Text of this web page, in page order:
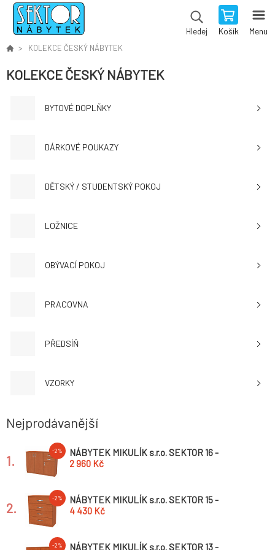
Hledej Košík Menu
KOLEKCE ČESKÝ NÁBYTEK
KOLEKCE ČESKÝ NÁBYTEK
BYTOVÉ DOPLŇKY
DÁRKOVÉ POUKAZY
DĚTSKÝ / STUDENTSKÝ POKOJ
LOŽNICE
OBÝVACÍ POKOJ
PRACOVNA
PŘEDSÍŇ
VZORKY
Nejprodávanější
1.
-2%
NÁBYTEK MIKULÍK s.r.o. SEKTOR 16 -
úchytka nikl broušený Šířka: 100cm, Hloubka:
2 960 Kč
2.
-2%
NÁBYTEK MIKULÍK s.r.o. SEKTOR 15 -
úchytka nikl broušený Šířka: 60cm, Hloubka:
4 430 Kč
-2%
NÁBYTEK MIKULÍK s.r.o. SEKTOR 13 -